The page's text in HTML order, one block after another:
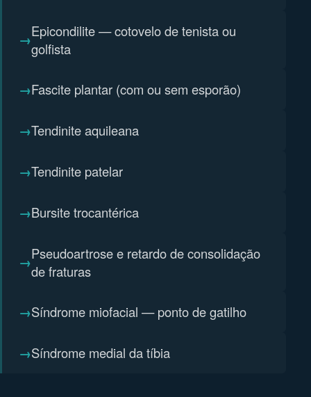
Epicondilite — cotovelo de tenista ou
golfista
Fascite plantar (com ou sem esporão)
Tendinite aquileana
Tendinite patelar
Bursite trocantérica
Pseudoartrose e retardo de consolidação
de fraturas
Síndrome miofacial — ponto de gatilho
Síndrome medial da tíbia